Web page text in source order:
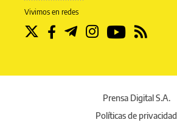
Vivimos en redes
Prensa Digital S.A.
Políticas de privacidad